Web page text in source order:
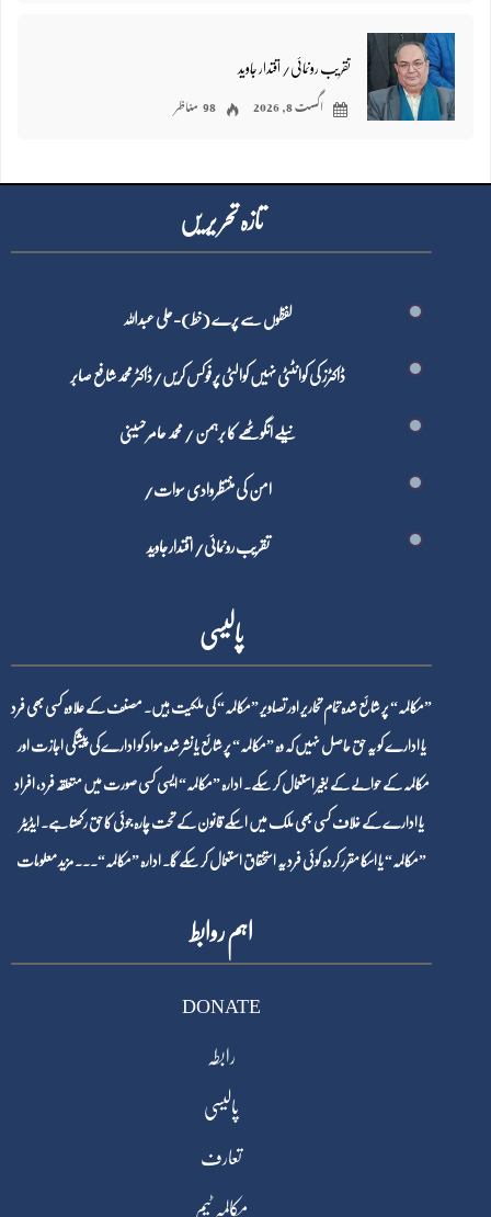
تقریب رونمائی/ اقتدار جاوید
اگست 8, 2026 98 مناظر
تازہ تحر یر یں
لفظوں سے پرے (خط)-علی عبداللہ
ڈاکٹرز کی کوانٹٹی نہیں کوالٹی پر فوکس کریں/ڈاکٹر محمد شافع صابر
نیلے انگوٹھے کا برہمن / محمد عامر حسینی
امن کی منتظر وادی سوات/
تقریب رونمائی/ اقتدار جاوید
پالیسی
”مکالمہ“ پر شائع شدہ تمام تحاریر اور تصاویر ”مکالمہ“ کی ملکیت ہیں۔ مصنف کے علاوہ کسی بھی فرد
یا ادارے کو یہ حق حاصل نہیں کہ وہ ”مکالمہ“ پر شائع یا نشر شدہ مواد کو ادارے کی پیشگی اجازت اور
مکالمہ کے حوالے کے بغیر استعمال کر سکے۔ ادارہ ”مکالمہ“ ایسی کسی صورت میں متعلقہ فرد، افراد
یا ادارے کے خلاف کسی بھی ملک میں اسکے قانون کے تحت چارہ جوئی کا حق رکھتا ہے۔ ایڈیٹر
”مکالمہ“ یا اسکا مقرر کردہ کوئی فرد یہ استحقاق استعمال کر سکے گا۔ ادارہ ”مکالمہ“۔۔۔ مزید معلومات
اہم روابط
DONATE
رابطہ
پالیسی
تعارف
مکالمہ ٹیم